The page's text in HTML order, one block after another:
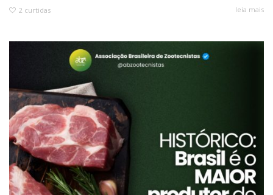
2 curtidas leia mais